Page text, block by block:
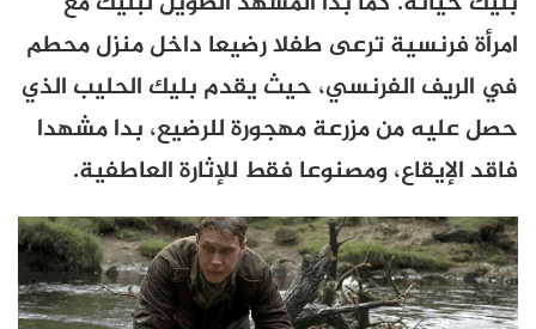
امرأة فرنسية ترعى طفلا رضيعا داخل منزل محطم
في الريف الفرنسي، حيث يقدم بليك الحليب الذي
حصل عليه من مزرعة مهجورة للرضيع، بدا مشهدا
فاقد الإيقاع، ومصنوعا فقط للإثارة العاطفية.